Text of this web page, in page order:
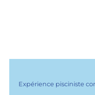
Expérience pisciniste